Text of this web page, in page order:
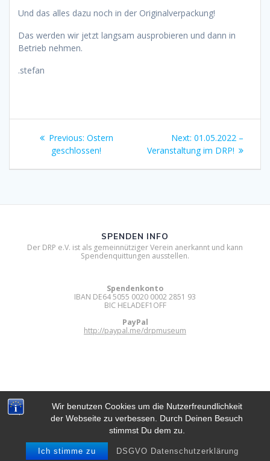
Wir benutzen Cookies um die Nutzerfreundlichkeit
der Webseite zu verbessen. Durch Deinen Besuch
stimmst Du dem zu.
Ich stimme zu DSGVO Datenschutzerklärung
Und das alles dazu noch in der Originalverpackung!
Das werden wir jetzt langsam ausprobieren und dann in
Betrieb nehmen.
.stefan
Beitragsnavigation
Previous: Previous
post:
Ostern
geschlossen!
Next: Next
post:
01.05.2022 –
Veranstaltung im DRP!
DIGITAL RETRO PARK E.V.
© 2012 - 2026 Digital Retro Park e.V..
Built using WordPress and Mesmerize Theme.
SPENDEN INFO
Der DRP e.V. ist als gemeinnütziger Verein anerkannt und kann
Spendenquittungen ausstellen.
Spendenkonto
IBAN DE64 5055 0020 0002 2851 93
BIC HELADEF1OFF
PayPal
http://paypal.me/drpmuseum